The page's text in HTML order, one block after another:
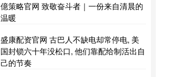
億策略官网 致敬奋斗者｜一份来自清晨的
温暖
盛康配资官网 古巴人不缺电却常停电, 美
国封锁六十年没松口, 他们靠配给制活出自
己的节奏